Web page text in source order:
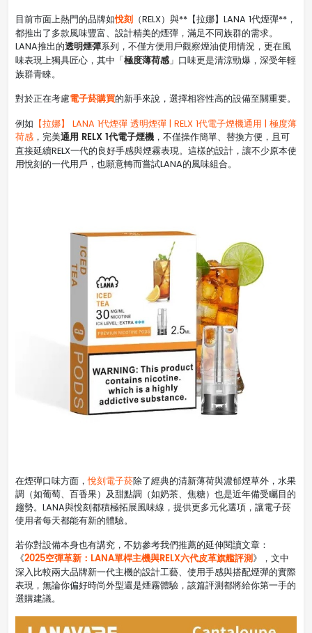
目前市面上熱門的品牌如悅刻 （RELX）與**【拉娜】LANA 1代煙彈**，
都推出了多款風味豐富、設計精美的煙彈，滿足不同族群的需求。
LANA推出的透明煙彈系列，不僅方便用戶觀察煙油使用情況，更在風
味表現上獨具匠心，其中「極度薄荷感 」口味更是清涼勁爆，深受年輕
族群青睞。
對於正在考慮電子菸購買的新手來說，選擇相容性高的設備至關重要。
例如 【拉娜】 LANA 1代煙彈 透明煙彈 | RELX 1代電子煙機通用 | 極度薄
荷感 ，完美通用 RELX 1代電子煙機 ，不僅操作簡單、替換方便，且可
直接延續RELX一代的良好手感與煙霧表現。這樣的設計，讓不少原本使
用悅刻的一代用戶，也願意轉而嘗試LANA的風味組合。
在煙彈口味方面，悅刻電子菸除了經典的清新薄荷與濃郁煙草外，水果
調（如葡萄、百香果）及甜點調（如奶茶、焦糖）也是近年備受矚目的
趨勢。LANA與悅刻都積極拓展風味線，提供更多元化選項，讓電子菸
使用者每天都能有新的體驗。
若你對設備本身也有講究，不妨參考我們推薦的延伸閱讀文章：
《2025空彈革新：LANA單桿主機與RELX六代皮革旗艦評測》，文中
深入比較兩大品牌新一代主機的設計工藝、使用手感與搭配煙彈的實際
表現，無論你偏好時尚外型還是煙霧體驗，該篇評測都將給你第一手的
選購建議。